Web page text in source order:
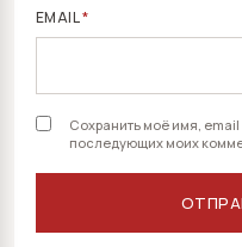
EMAIL*
Сохранить моё имя, email
последующих моих